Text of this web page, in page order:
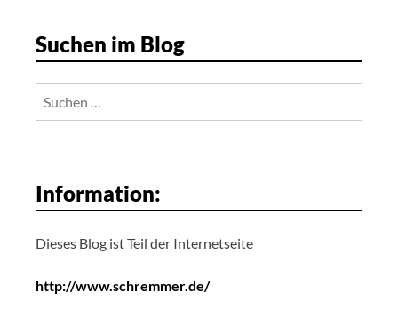
Suchen im Blog
Information:
Dieses Blog ist Teil der Internetseite
http://www.schremmer.de/